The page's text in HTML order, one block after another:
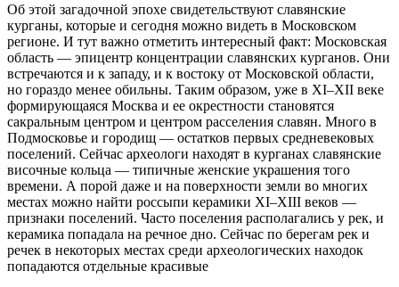
Об этой загадочной эпохе свидетельствуют славянские
курганы, которые и сегодня можно видеть в Московском
регионе. И тут важно отметить интересный факт: Московская
область — эпицентр концентрации славянских курганов. Они
встречаются и к западу, и к востоку от Московской области,
но гораздо менее обильны. Таким образом, уже в XI–XII веке
формирующаяся Москва и ее окрестности становятся
сакральным центром и центром расселения славян. Много в
Подмосковье и городищ — остатков первых средневековых
поселений. Сейчас археологи находят в курганах славянские
височные кольца — типичные женские украшения того
времени. А порой даже и на поверхности земли во многих
местах можно найти россыпи керамики XI–XIII веков —
признаки поселений. Часто поселения располагались у рек, и
керамика попадала на речное дно. Сейчас по берегам рек и
речек в некоторых местах среди археологических находок
попадаются отдельные красивые